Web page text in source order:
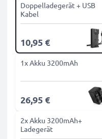
Doppelladegerät + USB
Kabel
10,95 €
1x Akku 3200mAh
26,95 €
2x Akku 3200mAh+
Ladegerät